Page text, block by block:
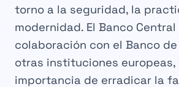
torno a la seguridad, la
modernidad. El Banco Central
colaboración con el Banco
otras instituciones
importancia de erradicar la